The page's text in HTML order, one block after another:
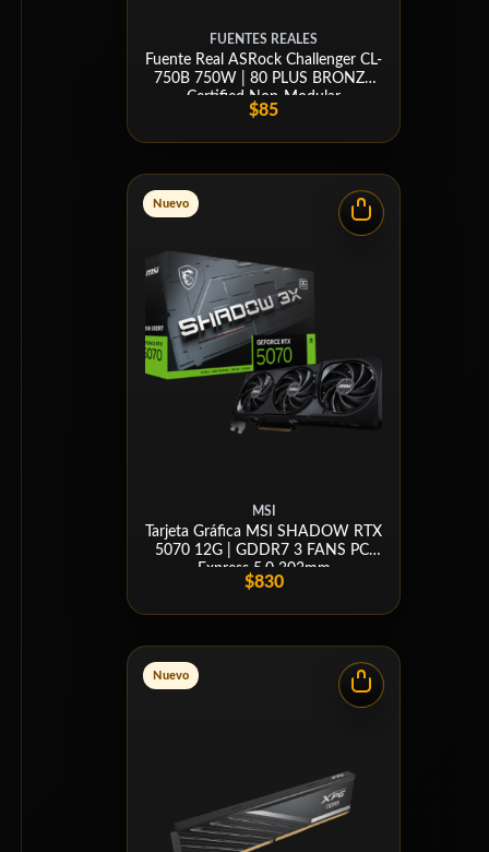
FUENTES REALES
Fuente Real ASRock Challenger CL-
750B 750W | 80 PLUS BRONZE
Certified Non-Modular
$85
Nuevo
MSI
Tarjeta Gráfica MSI SHADOW RTX
5070 12G | GDDR7 3 FANS PCI
Express 5.0 303mm
$830
Nuevo